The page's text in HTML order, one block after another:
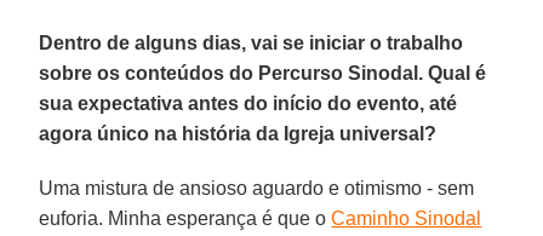
Dentro de alguns dias, vai se iniciar o trabalho
sobre os conteúdos do Percurso Sinodal. Qual é
sua expectativa antes do início do evento, até
agora único na história da Igreja universal?
Uma mistura de ansioso aguardo e otimismo - sem
euforia. Minha esperança é que oCaminho Sinodal